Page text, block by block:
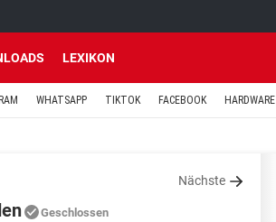
LEXIKON
WHATSAPP TIKTOK FACEBOOK HARDWARE
Nächste
Geschlossen